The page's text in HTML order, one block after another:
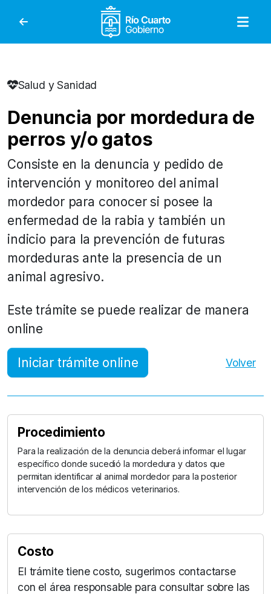
Gobierno de Río
Salud y Sanidad
Denuncia por mordedura de
perros y/o gatos
Consiste en la denuncia y pedido de
intervención y monitoreo del animal
mordedor para conocer si posee la
enfermedad de la rabia y también un
indicio para la prevención de futuras
mordeduras ante la presencia de un
animal agresivo.
Este trámite se puede realizar de manera
online
Iniciar trámite online Volver
Procedimiento
Para la realización de la denuncia deberá informar el lugar
específico donde sucedió la mordedura y datos que
permitan identificar al animal mordedor para la posterior
intervención de los médicos veterinarios.
Costo
El trámite tiene costo, sugerimos contactarse
con el área responsable para consultar sobre las